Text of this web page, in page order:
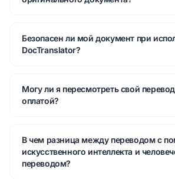
Безопасен ли мой документ при
DocTranslator?
Могу ли я пересмотреть свой
оплатой?
В чем разница между переводом с
искусственного интеллекта и
переводом?